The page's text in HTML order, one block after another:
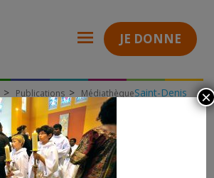
JE DONNE
Publications MédiathèqueSaint-Denis
: inauguration du Chalet réhabilité aux
CDC_1958
×